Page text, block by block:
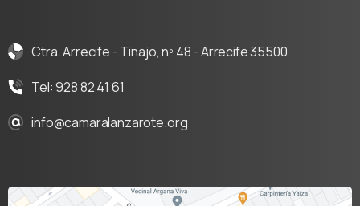
Ctra. Arrecife - Tinajo, nº 48 - Arrecife 35500
Tel: 928 82 41 61
info@camaralanzarote.org